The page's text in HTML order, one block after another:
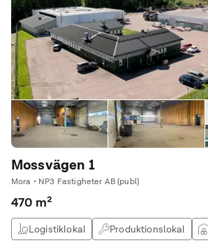
Mossvägen 1
Mora • NP3 Fastigheter AB (publ)
470 m²
Logistiklokal Produktionslokal